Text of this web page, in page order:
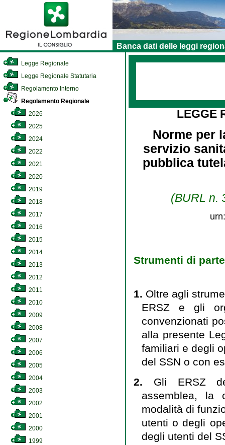
Banca dati delle leggi
Legge Regionale
Legge Regionale Statutaria
Regolamento Interno
Regolamento Regionale
2026
2025
2024
2022
2021
2020
2019
2018
2017
2016
2015
2014
2013
2012
2011
2010
2009
2008
2007
2006
2005
2004
2003
2002
2001
2000
1999
LEGGE
Norme per
servizio
pubblica
(BURL n.
Strumenti di
1. Oltre agli
ERSZ e gli
convenzionati
alla presente
familiari e degli
del SSN o con
2. Gli ERSZ
assemblea, la
modalità di
utenti o degli
degli utenti del